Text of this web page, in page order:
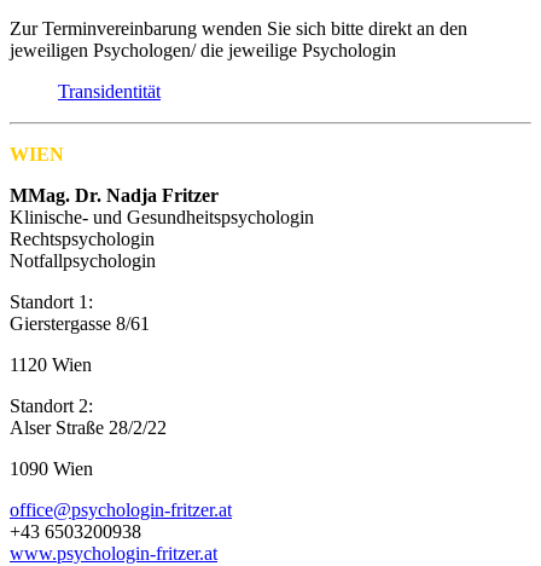
Zur Terminvereinbarung wenden Sie sich bitte direkt an den
jeweiligen Psychologen/ die jeweilige Psychologin
Transidentität
WIEN
MMag. Dr. Nadja Fritzer
Klinische- und Gesundheitspsychologin
Rechtspsychologin
Notfallpsychologin
Standort 1:
Gierstergasse 8/61
1120 Wien
Standort 2:
Alser Straße 28/2/22
1090 Wien
office@psychologin-fritzer.at
+43 6503200938
www.psychologin-fritzer.at